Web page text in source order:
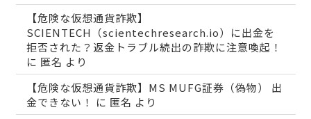
【危険な仮想通貨詐欺】
SCIENTECH（scientechresearch.io）に出金を
拒否された？返金トラブル続出の詐欺に注意喚起！
に 匿名 より
【危険な仮想通貨詐欺】MS MUFG証券（偽物） 出
金できない！
に 匿名 より